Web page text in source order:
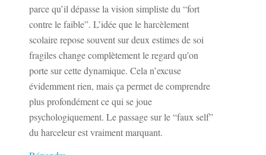
parce qu’il dépasse la vision simpliste du “fort
contre le faible”. L’idée que le harcèlement
scolaire repose souvent sur deux estimes de soi
fragiles change complètement le regard qu’on
porte sur cette dynamique. Cela n’excuse
évidemment rien, mais ça permet de comprendre
plus profondément ce qui se joue
psychologiquement. Le passage sur le “faux self”
du harceleur est vraiment marquant.